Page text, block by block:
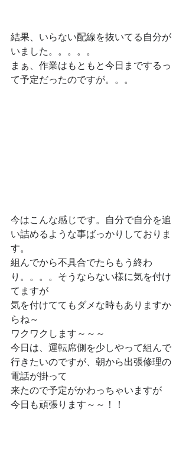
結果、いらない配線を抜いてる自分が
いました。。。。。
まぁ、作業はもともと今日までするっ
て予定だったのですが。。。
今はこんな感じです。自分で自分を追
い詰めるような事ばっかりしておりま
す。
組んでから不具合でたらもう終わ
り。。。。そうならない様に気を付け
てますが
気を付けててもダメな時もありますか
らね～
ワクワクします～～～
今日は、運転席側を少しやって組んで
行きたいのですが、朝から出張修理の
電話が掛って
来たので予定がかわっちゃいますが
今日も頑張ります～～！！